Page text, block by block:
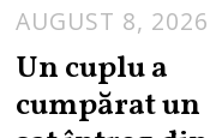
AUGUST 8, 2026
Un cuplu a
cumpărat un